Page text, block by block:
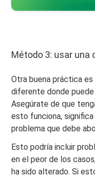
Método 3: usar
Otra buena práctica
diferente donde
Asegúrate de que
esto funciona,
problema que debe
Esto podría incluir
en el peor de los
ha sido alterado. Si